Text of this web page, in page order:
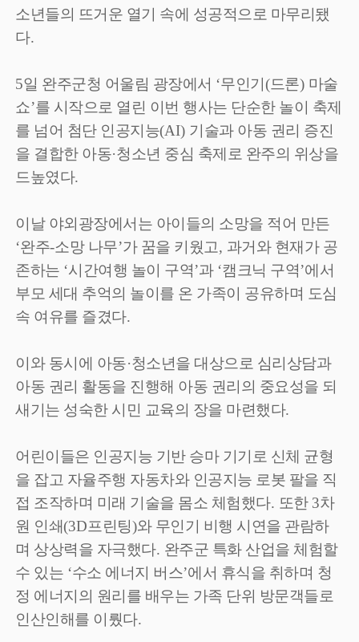
소년들의 뜨거운 열기 속에 성공적으로 마무리됐
다.
5일 완주군청 어울림 광장에서 ‘무인기(드론) 마술
쇼’를 시작으로 열린 이번 행사는 단순한 놀이 축제
를 넘어 첨단 인공지능(AI) 기술과 아동 권리 증진
을 결합한 아동·청소년 중심 축제로 완주의 위상을
드높였다.
이날 야외광장에서는 아이들의 소망을 적어 만든
‘완주-소망 나무’가 꿈을 키웠고, 과거와 현재가 공
존하는 ‘시간여행 놀이 구역’과 ‘캠크닉 구역’에서
부모 세대 추억의 놀이를 온 가족이 공유하며 도심
속 여유를 즐겼다.
이와 동시에 아동·청소년을 대상으로 심리상담과
아동 권리 활동을 진행해 아동 권리의 중요성을 되
새기는 성숙한 시민 교육의 장을 마련했다.
어린이들은 인공지능 기반 승마 기기로 신체 균형
을 잡고 자율주행 자동차와 인공지능 로봇 팔을 직
접 조작하며 미래 기술을 몸소 체험했다. 또한 3차
원 인쇄(3D프린팅)와 무인기 비행 시연을 관람하
며 상상력을 자극했다. 완주군 특화 산업을 체험할
수 있는 ‘수소 에너지 버스’에서 휴식을 취하며 청
정 에너지의 원리를 배우는 가족 단위 방문객들로
인산인해를 이뤘다.